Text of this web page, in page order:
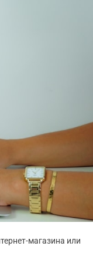
магазина или